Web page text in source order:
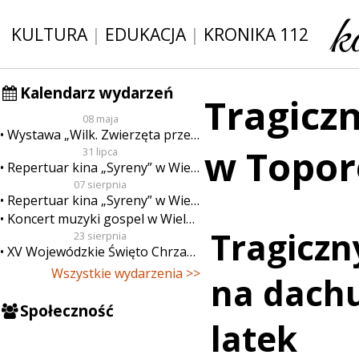
KULTURA| EDUKACJA| KRONIKA 112
Kalendarz wydarzeń
08 maja
Wystawa „Wilk. Zwierzęta przeklęte”
31 lipca
Repertuar kina „Syreny” w Wieluniu w dn. od 31 lipca do 6 sierpnia
07 sierpnia
Repertuar kina „Syreny” w Wieluniu w dn. od 7 do 13 sierpnia
Koncert muzyki gospel w Wieluniu
23 sierpnia
XV Wojewódzkie Święto Chrzanu
Wszystkie wydarzenia >>
Społeczność
w
na
latek